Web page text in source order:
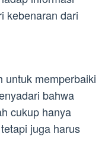
kebenaran dari
untuk memperbaiki
bahwa
cukup hanya
juga harus